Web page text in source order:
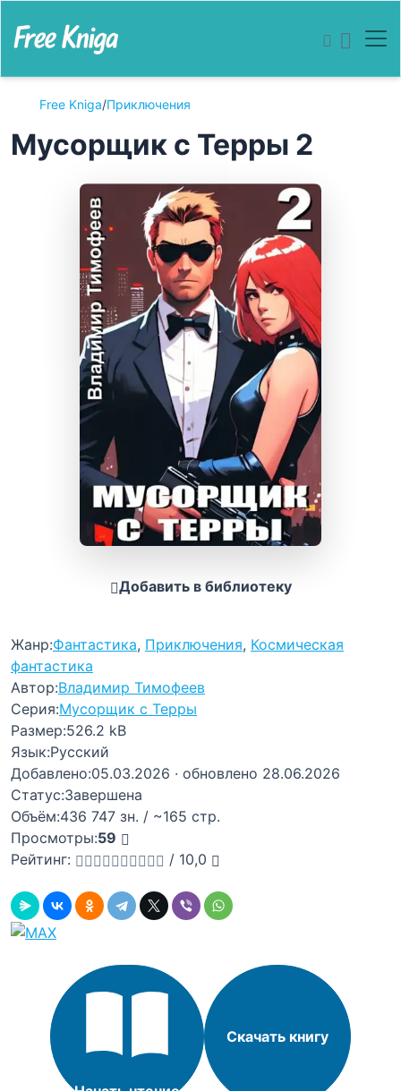
Free Kniga/Приключения
Мусорщик с Терры 2
Добавить в библиотеку
Жанр:Фантастика, Приключения, Космическая
фантастика
Автор:Владимир Тимофеев
Серия:Мусорщик с Терры
Размер:526.2 kB
Язык:Русский
Добавлено:05.03.2026 · обновлено 28.06.2026
Статус:Завершена
Объём:436 747 зн. / ~165 стр.
Просмотры:59
Рейтинг:
/ 10,0
Скачать книгу